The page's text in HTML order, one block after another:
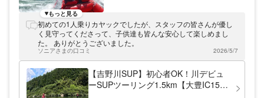
しく！を合言葉に経験豊富なガイドがご案内
します 川で遊ぶ！川に浮く！その楽しさを
たくさんの人へ！をスローガンに、水遊び!
ガルバンゾはラフティングやカヤック、リバ
ーSUPを中心に、吉野川を楽しむアクティ
ビティを提供しています。一番の人気はラフ
ティング。安全に楽しく遊べるようにラフテ
ィングガイド協会の試験に合格したガイドが
もっと見る
初めての1人乗りカヤックでしたが、スタッフの皆さんが優し
く見守ってくださって、子供達も皆んな安心して楽しめまし
た。 ありがとうございました。
ソニアさまの口コミ 2026/5/7
【吉野川SUP】初心者OK！川デビュ
ーSUPツーリング1.5km【大豊IC15